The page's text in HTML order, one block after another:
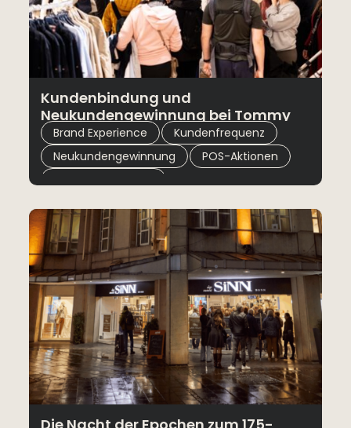
Kundenbindung und
Neukundengewinnung bei Tommy
Hilfiger stärken.
Brand Experience Kundenfrequenz
Neukundengewinnung , POS-Aktionen